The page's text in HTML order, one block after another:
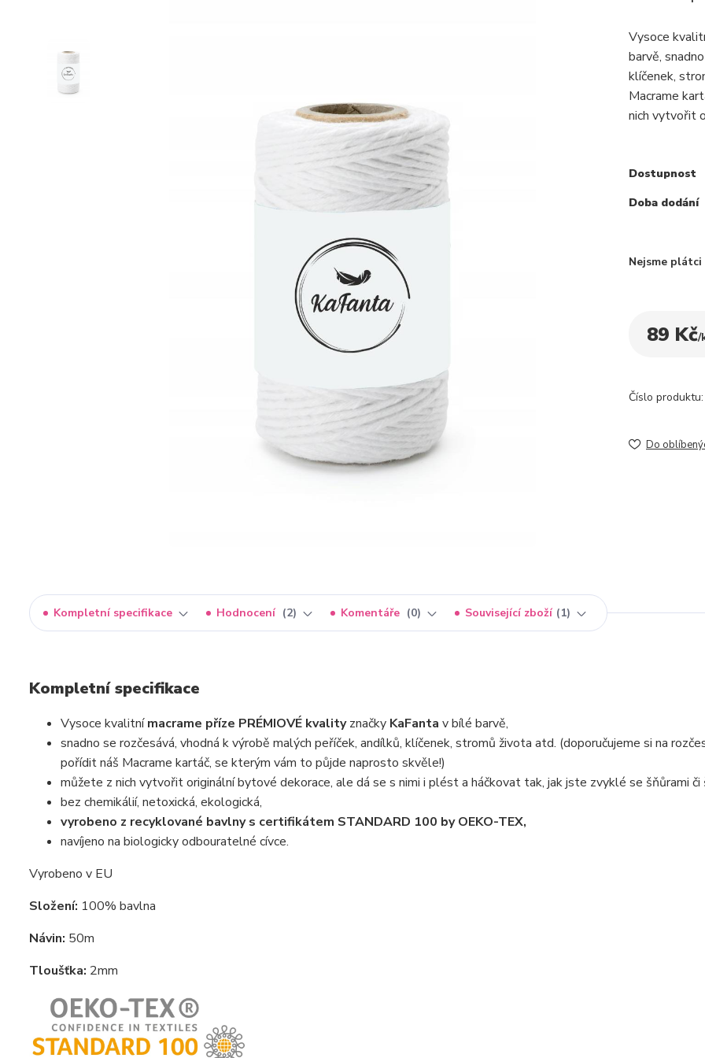
Vysoce
barvě,
klíčenek,
Macrame
nich vytvořit
Dostupnost
Doba dodání
Nejsme plátci
89 Kč/
Číslo produktu:
Do
Kompletní specifikace Hodnocení 2 Komentáře 0 Související zboží 1
Kompletní specifikace
Vysoce kvalitnímacrame příze PRÉMIOVÉ kvalityznačky KaFanta v bílé barvě,
snadno se rozčesává, vhodná k výrobě malých peříček, andílků, klíčenek, stromů života atd. (doporučujeme si na
pořídit náš Macrame kartáč, se kterým vám to půjde naprosto skvěle!)
můžete z nich vytvořit originální bytové dekorace, ale dá se s nimi i plést a háčkovat tak, jak jste zvyklé se šňůrami či
bez chemikálií, netoxická, ekologická,
vyrobeno z recyklované bavlny s certifikátem STANDARD 100 by OEKO-TEX,
navíjeno na biologicky odbouratelné cívce.
Vyrobeno v EU
Složení: 100% bavlna
Návin: 50m
Tloušťka: 2mm